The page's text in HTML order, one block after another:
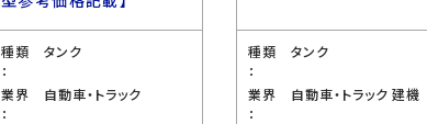
種類
：
タンク
業界
：
自動車・トラック
種類
：
タンク
業界
：
自動車・トラック 建機